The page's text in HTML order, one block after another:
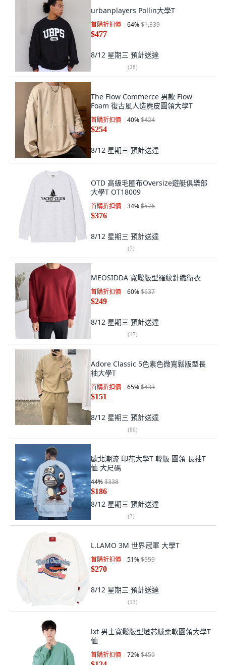
urbanplayers Pollin大學T
首購折扣價 64%$1,339
$477
8/12 星期三 預計送達
(28)
The Flow Commerce 男款 Flow
Foam 復古風人造麂皮圓領大學T
首購折扣價 40%$424
$254
8/12 星期三 預計送達
OTD 高級毛圈布Oversize遊艇俱樂部
大學T OT18009
首購折扣價 34%$576
$376
8/12 星期三 預計送達
(7)
MEOSIDDA 寬鬆版型羅紋針織衛衣
首購折扣價 60%$637
$249
8/12 星期三 預計送達
(17)
Adore Classic 5色素色微寬鬆版型長
袖大學T
首購折扣價 65%$433
$151
8/12 星期三 預計送達
(80)
歐北潮流 印花大學T 韓版 圓領 長袖T
恤 大尺碼
44%$338
$186
8/12 星期三 預計送達
(3)
L.LAMO 3M 世界冠軍 大學T
首購折扣價 51%$559
$270
8/12 星期三 預計送達
(13)
lxt 男士寬鬆版型燈芯絨柔軟圓領大學T
恤
首購折扣價 72%$459